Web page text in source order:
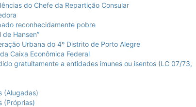
do Chefe da Repartição Consular
reconhecidamente pobre
de Hansen”
Urbana do 4º Distrito de Porto Alegre
Caixa Econômica Federal
gratuitamente a entidades imunes ou isentos (LC 07/73,
(Alugadas)
(Próprias)